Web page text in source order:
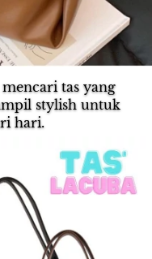
tas yang
stylish untuk
hari.